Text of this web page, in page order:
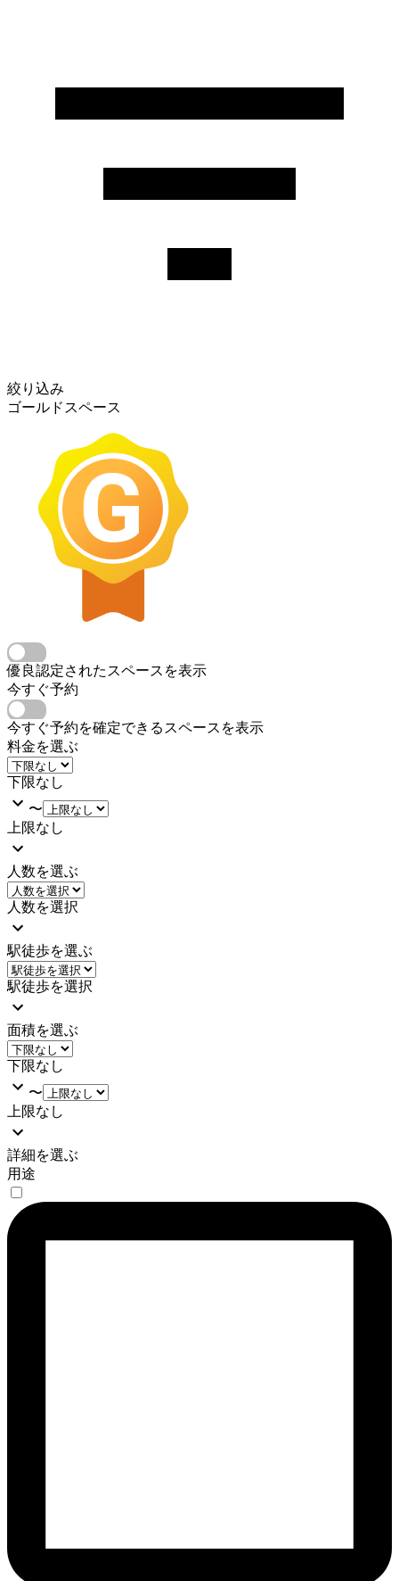
絞り込み
ゴールドスペース
優良認定されたスペースを表示
今すぐ予約
今すぐ予約を確定できるスペースを表示
料金を選ぶ
下限なし
〜
上限なし
人数を選ぶ
人数を選択
駅徒歩を選ぶ
駅徒歩を選択
面積を選ぶ
下限なし
〜
上限なし
詳細を選ぶ
用途